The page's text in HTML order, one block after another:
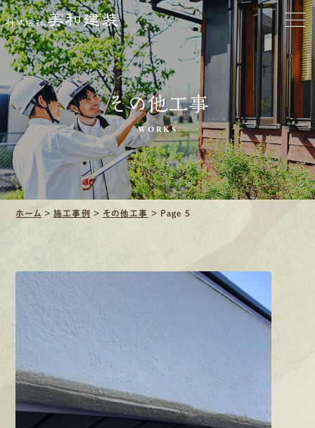
口コミ・レビュー紹介
会社案内
採用情報
募集要項
先輩インタビュー
資 格者 が、 建物 いたします!!
0120-44-2605
営業時間 8:00−18:00 ｜
定休日 日曜・祝日
その他工事
WORKS
ホーム >施工事例 > その他工事 > Page 5